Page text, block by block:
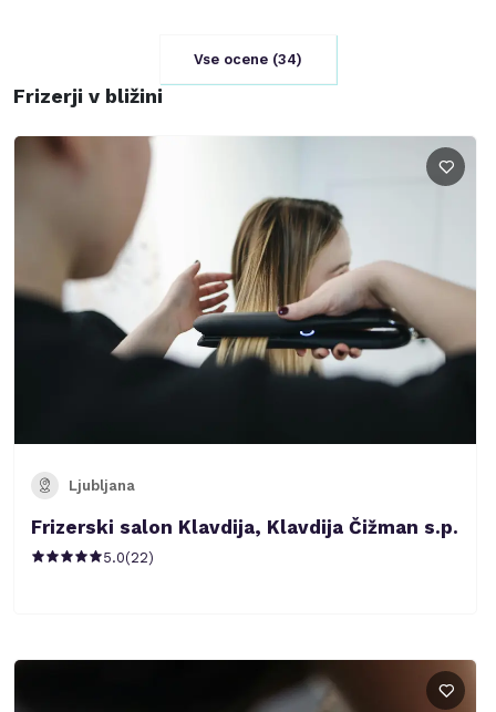
Vse ocene (34)
Frizerji v bližini
Ljubljana
Frizerski salon Klavdija, Klavdija Čižman s.p.
5.0(22)